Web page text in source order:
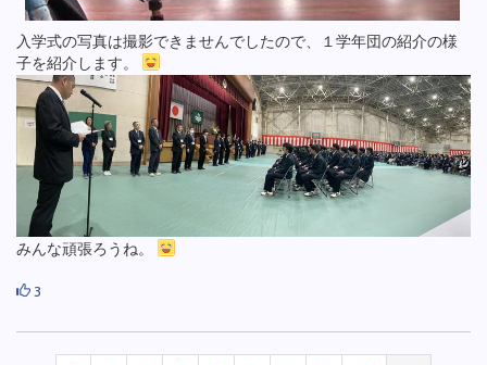
入学式の写真は撮影できませんでしたので、１学年団の紹介の様
子を紹介します。
みんな頑張ろうね。
3